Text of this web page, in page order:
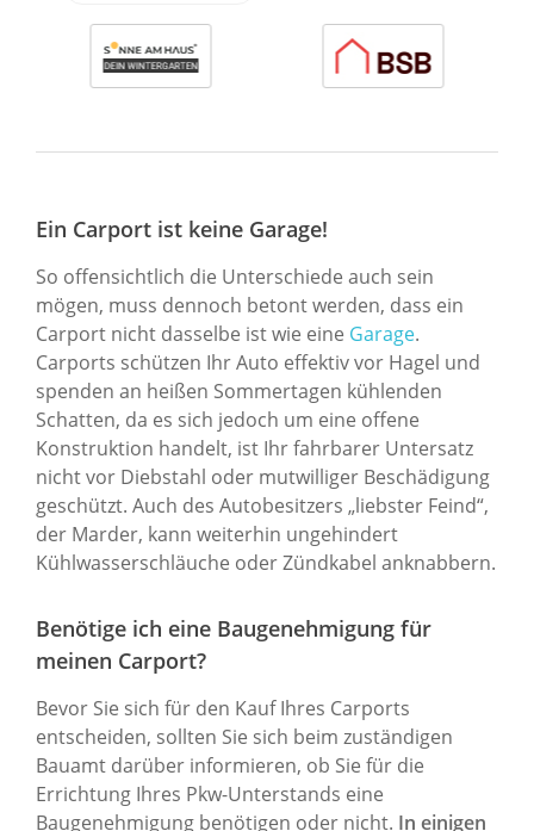
Ein Carport ist keine Garage!
So offensichtlich die Unterschiede auch sein
mögen, muss dennoch betont werden, dass ein
Carport nicht dasselbe ist wie eine Garage.
Carports schützen Ihr Auto effektiv vor Hagel und
spenden an heißen Sommertagen kühlenden
Schatten, da es sich jedoch um eine offene
Konstruktion handelt, ist Ihr fahrbarer Untersatz
nicht vor Diebstahl oder mutwilliger Beschädigung
geschützt. Auch des Autobesitzers „liebster Feind“,
der Marder, kann weiterhin ungehindert
Kühlwasserschläuche oder Zündkabel anknabbern.
Benötige ich eine Baugenehmigung für
meinen Carport?
Bevor Sie sich für den Kauf Ihres Carports
entscheiden, sollten Sie sich beim zuständigen
Bauamt darüber informieren, ob Sie für die
Errichtung Ihres Pkw-Unterstands eine
Baugenehmigung benötigen oder nicht. In einigen